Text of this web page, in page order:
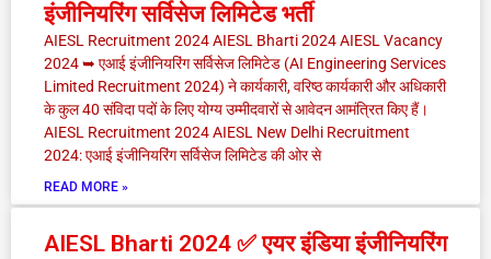
इंजीनियरिंग सर्विसेज लिमिटेड भर्ती
AIESL Recruitment 2024 AIESL Bharti 2024 AIESL Vacancy
2024 ➥ एआई इंजीनियरिंग सर्विसेज लिमिटेड (AI Engineering Services
Limited Recruitment 2024) ने कार्यकारी, वरिष्ठ कार्यकारी और अधिकारी
के कुल 40 संविदा पदों के लिए योग्य उम्मीदवारों से आवेदन आमंत्रित किए हैं।
AIESL Recruitment 2024 AIESL New Delhi Recruitment
2024: एआई इंजीनियरिंग सर्विसेज लिमिटेड की ओर से
READ MORE »
AIESL Bharti 2024 ✅ एयर इंडिया इंजीनियरिंग